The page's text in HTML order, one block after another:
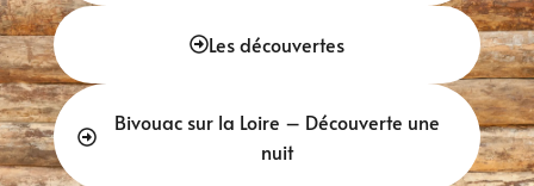
Les découvertes
Bivouac sur la Loire – Découverte une
nuit